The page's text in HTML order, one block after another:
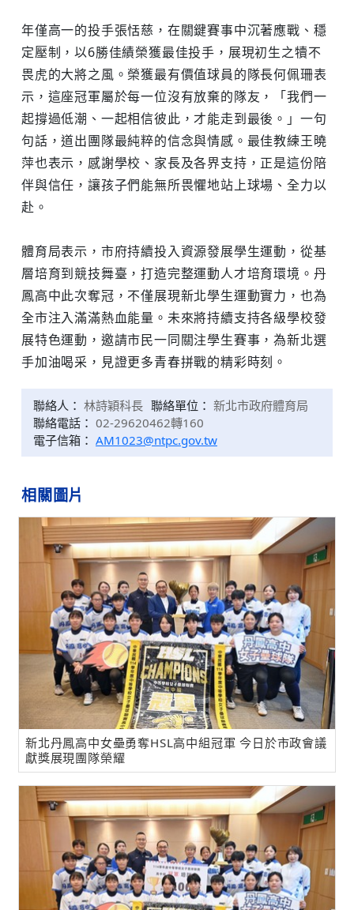
年僅高一的投手張恬慈，在關鍵賽事中沉著應戰、穩
定壓制，以6勝佳績榮獲最佳投手，展現初生之犢不
畏虎的大將之風。榮獲最有價值球員的隊長何佩珊表
示，這座冠軍屬於每一位沒有放棄的隊友，「我們一
起撐過低潮、一起相信彼此，才能走到最後。」一句
句話，道出團隊最純粹的信念與情感。最佳教練王曉
萍也表示，感謝學校、家長及各界支持，正是這份陪
伴與信任，讓孩子們能無所畏懼地站上球場、全力以
赴。
體育局表示，市府持續投入資源發展學生運動，從基
層培育到競技舞臺，打造完整運動人才培育環境。丹
鳳高中此次奪冠，不僅展現新北學生運動實力，也為
全市注入滿滿熱血能量。未來將持續支持各級學校發
展特色運動，邀請市民一同關注學生賽事，為新北選
手加油喝采，見證更多青春拼戰的精彩時刻。
聯絡人： 林詩穎科長 聯絡單位： 新北市政府體育局
聯絡電話： 02-29620462轉160
電子信箱： AM1023@ntpc.gov.tw
相關圖片
新北丹鳳高中女壘勇奪HSL高中組冠軍 今日於市政會議
獻獎展現團隊榮耀